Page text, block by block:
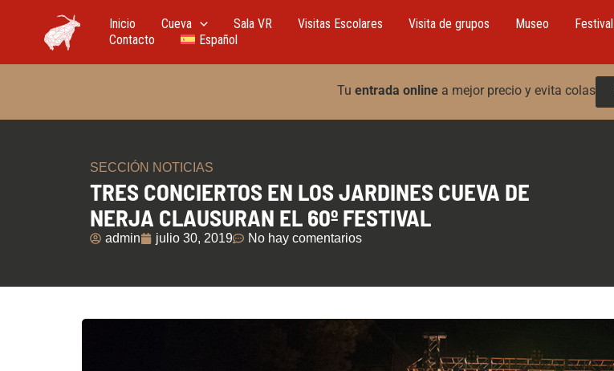
contenido
Inicio Cueva Sala VR Visitas Escolares Visita de grupos Museo Festival
Contacto
Español
Tu entrada online a mejor precio y evita colas
SECCIÓN NOTICIAS
TRES CONCIERTOS EN LOS JARDINES CUEVA DE
NERJA CLAUSURAN EL 60º FESTIVAL
admin julio 30, 2019 No hay comentarios